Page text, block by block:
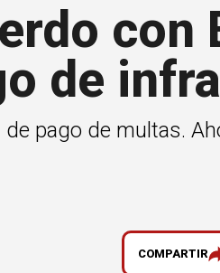
con
de
pago de multas.
COMPARTIR